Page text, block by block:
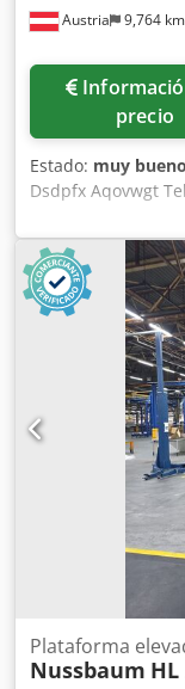
Austria 9,764 km
Información de
precio
Estado: muy
Dsdpfx Aqovwgt
aspiradora
húmedo y es En
Plataforma
Nussbaum HL